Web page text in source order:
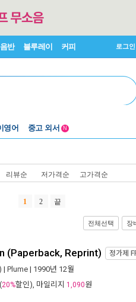
음반 블루레이 커피 로그인
영어
중고 외서
5백원부터
N
리뷰순 저가격순 고가격순
1 2 끝
전체선택 장
(Paperback, Reprint) 정가제
| Plume | 1990년 12월
(20%할인), 마일리지 1,090원